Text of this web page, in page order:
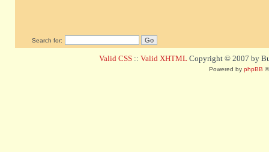
Search for:
Valid CSS :: Valid XHTML Copyright © 2007 by
Powered by phpBB